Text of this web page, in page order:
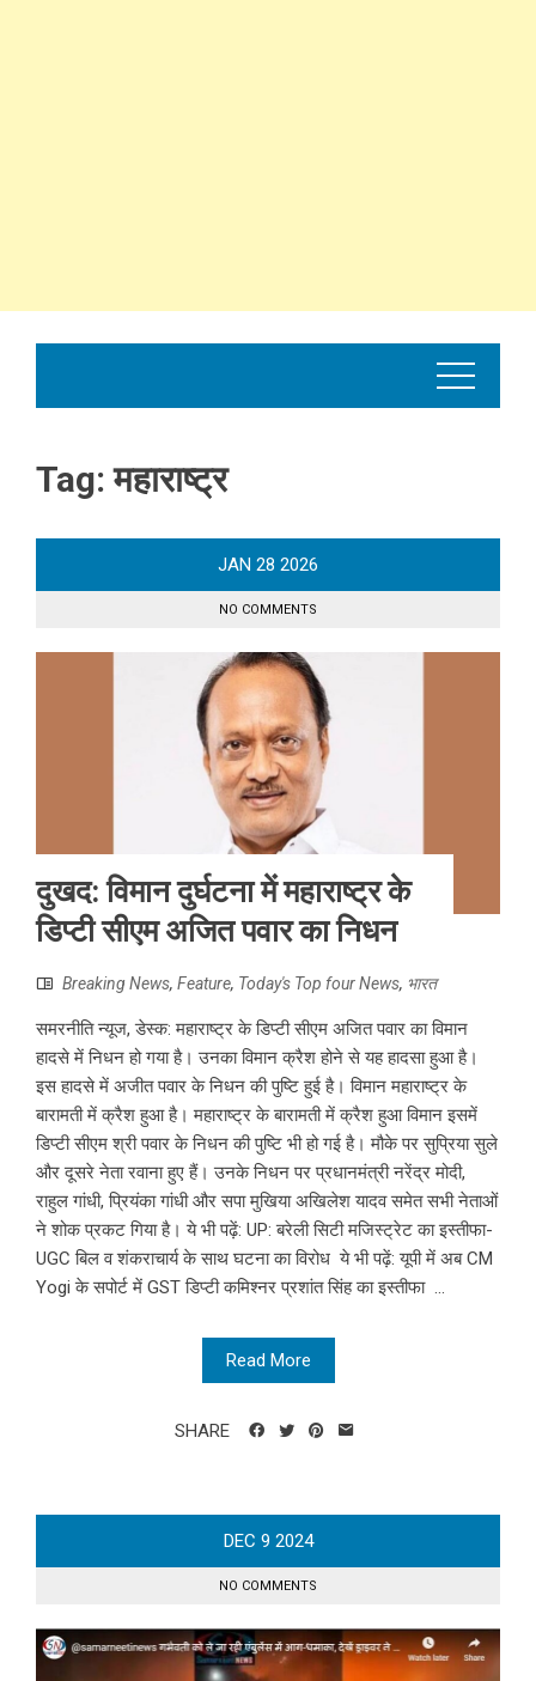
Tag:महाराष्ट्र
JAN 28 2026
NO COMMENTS
दुखद: विमान दुर्घटना में महाराष्ट्र के
डिप्टी सीएम अजित पवार का निधन
Breaking News, Feature, Today's Top four News, भारत
समरनीति न्यूज, डेस्क: महाराष्ट्र के डिप्टी सीएम अजित पवार का विमान
हादसे में निधन हो गया है। उनका विमान क्रैश होने से यह हादसा हुआ है।
इस हादसे में अजीत पवार के निधन की पुष्टि हुई है। विमान महाराष्ट्र के
बारामती में क्रैश हुआ है। महाराष्ट्र के बारामती में क्रैश हुआ विमान इसमें
डिप्टी सीएम श्री पवार के निधन की पुष्टि भी हो गई है। मौके पर सुप्रिया सुले
और दूसरे नेता रवाना हुए हैं। उनके निधन पर प्रधानमंत्री नरेंद्र मोदी,
राहुल गांधी, प्रियंका गांधी और सपा मुखिया अखिलेश यादव समेत सभी नेताओं
ने शोक प्रकट गिया है। ये भी पढ़ें: UP: बरेली सिटी मजिस्ट्रेट का इस्तीफा-
UGC बिल व शंकराचार्य के साथ घटना का विरोध ये भी पढ़ें: यूपी में अब CM
Yogi के सपोर्ट में GST डिप्टी कमिश्नर प्रशांत सिंह का इस्तीफा ...
Read More
SHARE
DEC 9 2024
NO COMMENTS